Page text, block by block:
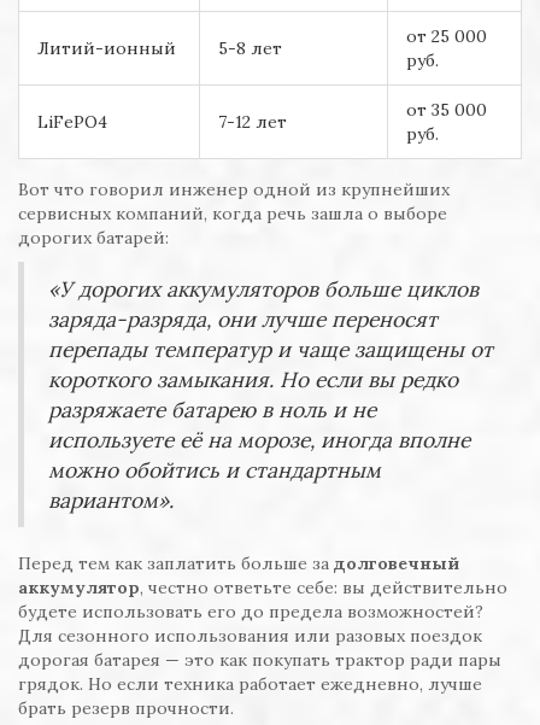
Литий-ионный 5-8 лет
от 25 000
руб.
LiFePO4 7-12 лет
от 35 000
руб.
Вот что говорил инженер одной из крупнейших
сервисных компаний, когда речь зашла о выборе
дорогих батарей:
«У дорогих аккумуляторов больше циклов
заряда-разряда, они лучше переносят
перепады температур и чаще защищены от
короткого замыкания. Но если вы редко
разряжаете батарею в ноль и не
используете её на морозе, иногда вполне
можно обойтись и стандартным
вариантом».
Перед тем как заплатить больше за долговечный
аккумулятор, честно ответьте себе: вы действительно
будете использовать его до предела возможностей?
Для сезонного использования или разовых поездок
дорогая батарея — это как покупать трактор ради пары
грядок. Но если техника работает ежедневно, лучше
брать резерв прочности.